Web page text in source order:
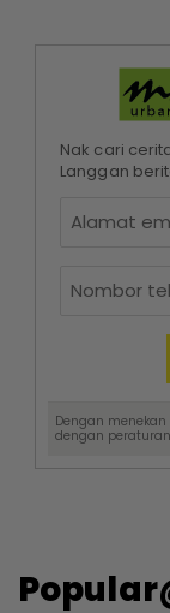
Nak cari
Langgan
Dengan
dengan